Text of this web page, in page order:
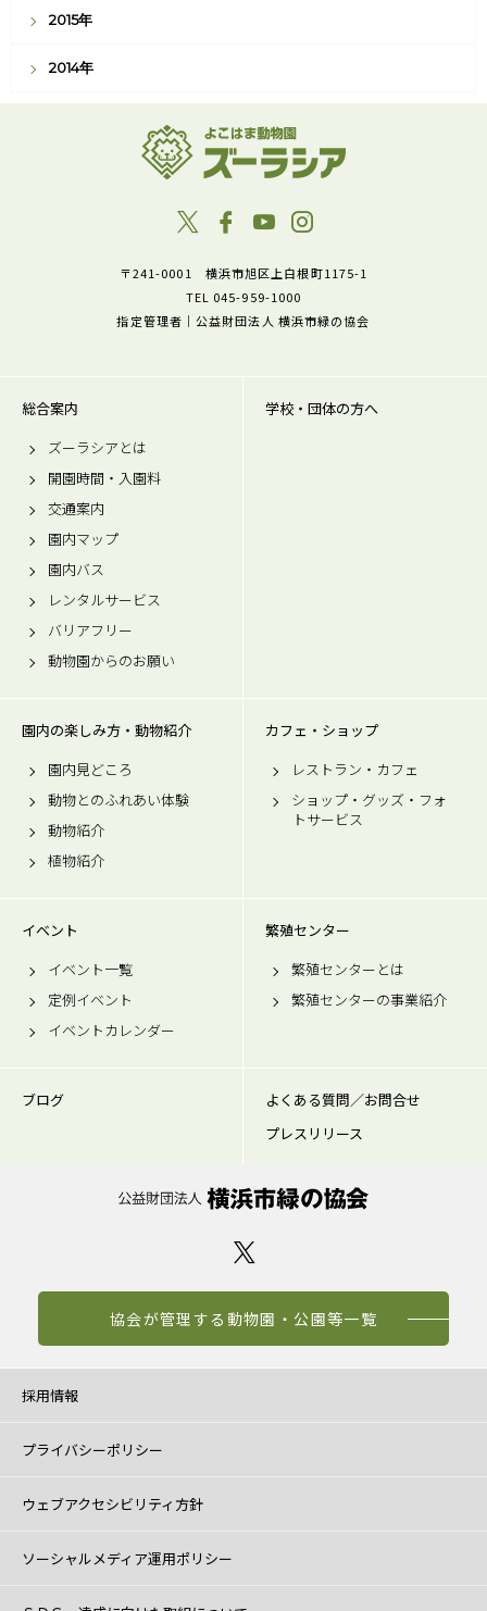
2015年
2014年
〒241-0001 横浜市旭区上白根町1175-1
TEL 045-959-1000
指定管理者｜公益財団法人 横浜市緑の協会
総合案内
ズーラシアとは
開園時間・入園料
交通案内
園内マップ
園内バス
レンタルサービス
バリアフリー
動物園からのお願い
学校・団体の方へ
園内の楽しみ方・動物紹介
園内見どころ
動物とのふれあい体験
動物紹介
植物紹介
カフェ・ショップ
レストラン・カフェ
ショップ・グッズ・フォ
トサービス
イベント
イベント一覧
定例イベント
イベントカレンダー
繁殖センター
繁殖センターとは
繁殖センターの事業紹介
ブログ
よくある質問／お問合せ
プレスリリース
協会が管理する動物園・公園等一覧
採用情報
プライバシーポリシー
ウェブアクセシビリティ方針
ソーシャルメディア運用ポリシー